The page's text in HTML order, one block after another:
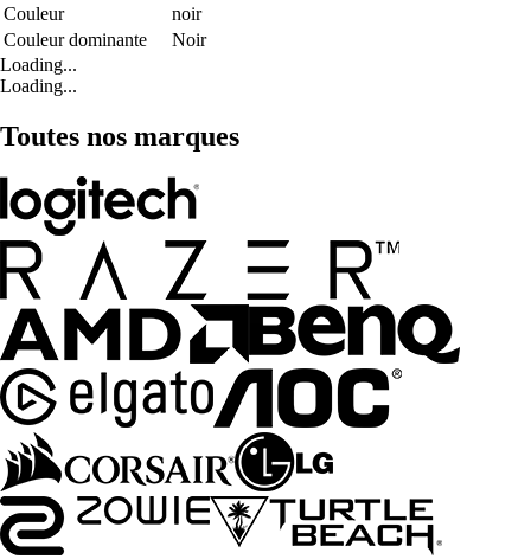
Couleur
noir
Couleur dominante
Noir
Loading...
Loading...
Toutes nos marques